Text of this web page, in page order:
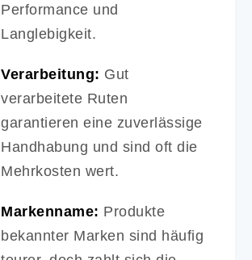
Performance und
Langlebigkeit.
Verarbeitung: Gut
verarbeitete Ruten
garantieren eine zuverlässige
Handhabung und sind oft die
Mehrkosten wert.
Markenname: Produkte
bekannter Marken sind häufig